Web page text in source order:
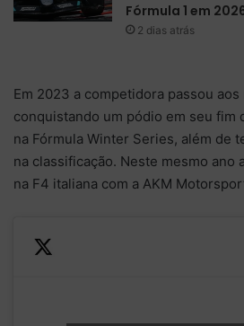
Fórmula 1 em
2 dias atrás
Em 2023 a competidora passou
conquistando um pódio em seu fim
na Fórmula Winter Series, além de
na classificação. Neste mesmo ano
na F4 italiana com a AKM